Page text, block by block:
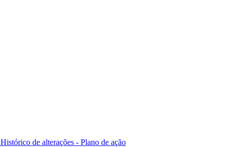
Histórico de alterações - Plano de ação